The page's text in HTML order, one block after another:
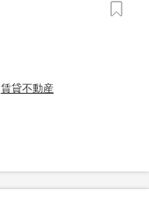
賃貸不動産